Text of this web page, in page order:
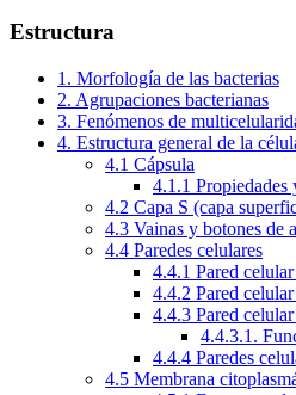
Estructura
1. Morfología de las bacterias
2. Agrupaciones bacterianas
3. Fenómenos de
4. Estructura general de la
4.1 Cápsula
4.1.1 Propiedades
4.2 Capa S (capa
4.3 Vainas y botones de
4.4 Paredes celulares
4.4.1 Pared
4.4.2 Pared
4.4.3 Pared
4.4.3.1.
4.4.4 Paredes
4.5 Membrana